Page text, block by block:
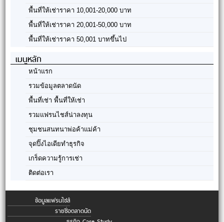
พื้นที่ให้เช่าราคา 10,001-20,000 บาท
พื้นที่ให้เช่าราคา 20,001-50,000 บาท
พื้นที่ให้เช่าราคา 50,001 บาทขึ้นไป
เมนูหลัก
หน้าแรก
รวมข้อมูลตลาดนัด
พื้นที่เช่า พื้นที่ให้เช่า
รวมแฟรนไชส์น่าลงทุน
ชุมชนสนทนาพ่อค้าแม่ค้า
จุดปิ๊งไอเดียทำธุรกิจ
เกร็ดความรู้การเช่า
ติดต่อเรา
ข้อมูลแฟรนไชส์
รายชื่อตลาดนัด